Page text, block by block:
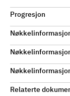
Progresjon
Relaterte